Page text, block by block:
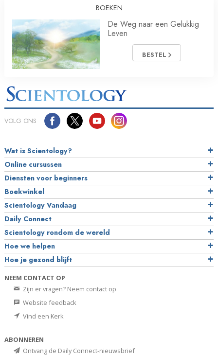
BOEKEN
De Weg naar een Gelukkig
Leven
BESTEL
VOLG ONS
Wat is Scientology?
Online cursussen
Diensten voor beginners
Boekwinkel
Scientology Vandaag
Daily Connect
Scientology rondom de wereld
Hoe we helpen
Hoe je gezond blijft
NEEM CONTACT OP
Zijn er vragen? Neem contact op
Website feedback
Vind een Kerk
ABONNEREN
Ontvang de Daily Connect-nieuwsbrief